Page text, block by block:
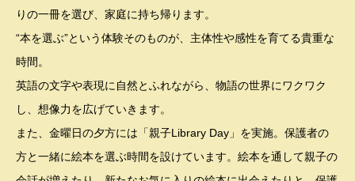
りの一冊を選び、家庭に持ち帰ります。
“本を選ぶ”という体験そのものが、主体性や感性を育てる貴重な
時間。
英語の文字や表現に自然とふれながら、物語の世界にワクワク
し、想像力を広げていきます。
また、金曜日の夕方には「親子Library Day」を実施。保護者の
方と一緒に絵本を選ぶ時間を設けています。絵本を通して親子の